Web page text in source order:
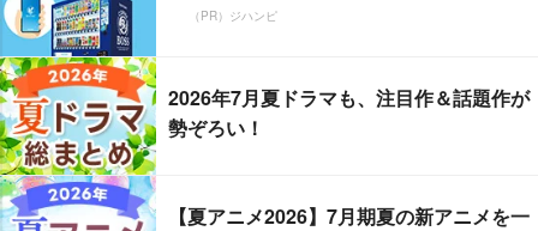
（PR）ジハンピ
2026年7月夏ドラマも、注目作＆話題作が
勢ぞろい！
【夏アニメ2026】7月期夏の新アニメを一